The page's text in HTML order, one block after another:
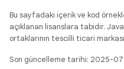
Bu sayfadaki içerik ve kod
açıklanan lisanslara tabidir.
ortaklarının tescilli ticari
Son güncelleme tarihi: 2025-